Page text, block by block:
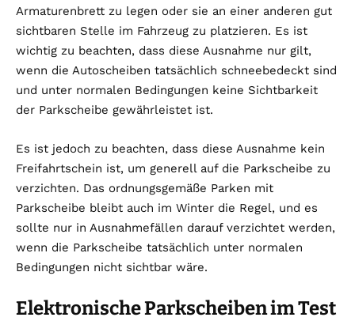
Armaturenbrett zu legen oder sie an einer anderen gut
sichtbaren Stelle im Fahrzeug zu platzieren. Es ist
wichtig zu beachten, dass diese Ausnahme nur gilt,
wenn die Autoscheiben tatsächlich schneebedeckt sind
und unter normalen Bedingungen keine Sichtbarkeit
der Parkscheibe gewährleistet ist.
Es ist jedoch zu beachten, dass diese Ausnahme kein
Freifahrtschein ist, um generell auf die Parkscheibe zu
verzichten. Das ordnungsgemäße Parken mit
Parkscheibe bleibt auch im Winter die Regel, und es
sollte nur in Ausnahmefällen darauf verzichtet werden,
wenn die Parkscheibe tatsächlich unter normalen
Bedingungen nicht sichtbar wäre.
Elektronische Parkscheiben im Test